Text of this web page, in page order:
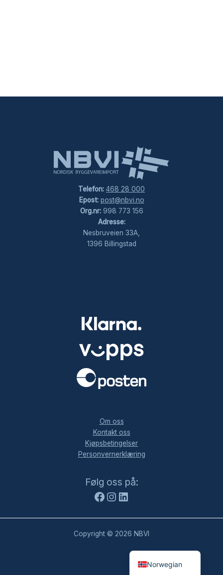
Telefon: 468 28 000
Epost: post@nbvi.no
Org.nr:998 773 156
Adresse:
Nesbruveien 33A,
1396 Billingstad
Om oss
Kontakt oss
Kjøpsbetingelser
Personvernerklæring
Følg oss på:
Facebook
Instagram
LinkedIn
Copyright © 2026 NBVI
Norwegian